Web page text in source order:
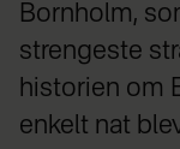
Bornholm,
strengeste
historien om
enkelt nat